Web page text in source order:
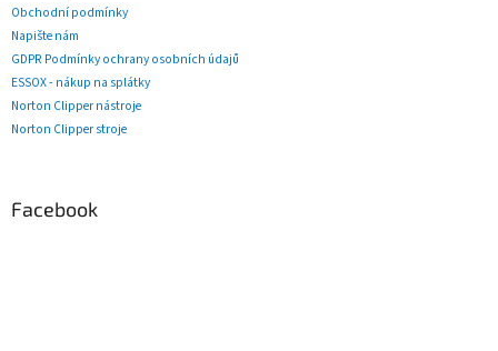
Obchodní podmínky
Napište nám
GDPR Podmínky ochrany osobních údajů
ESSOX - nákup na splátky
Norton Clipper nástroje
Norton Clipper stroje
Facebook